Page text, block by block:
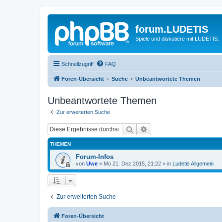
forum.LUDETIS
Spiele und diskutiere mit LUDETIS.
Schnellzugriff FAQ
Foren-Übersicht Suche Unbeantwortete Themen
Unbeantwortete Themen
Zur erweiterten Suche
Suche
THEMEN
Forum-Infos
von Uwe » Mo 21. Dez 2015, 21:22 » in Ludetis Allgemein
Zur erweiterten Suche
Foren-Übersicht